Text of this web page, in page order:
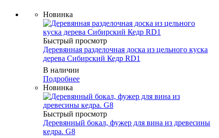
Новинка
Быстрый просмотр
Деревянная разделочная доска из цельного куска
дерева Сибирский Кедр RD1
В наличии
Подробнее
Новинка
Быстрый просмотр
Деревянный бокал, фужер для вина из древесины
кедра. G8